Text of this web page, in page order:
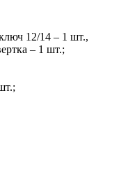
12/14 – 1 шт.,
– 1 шт.;